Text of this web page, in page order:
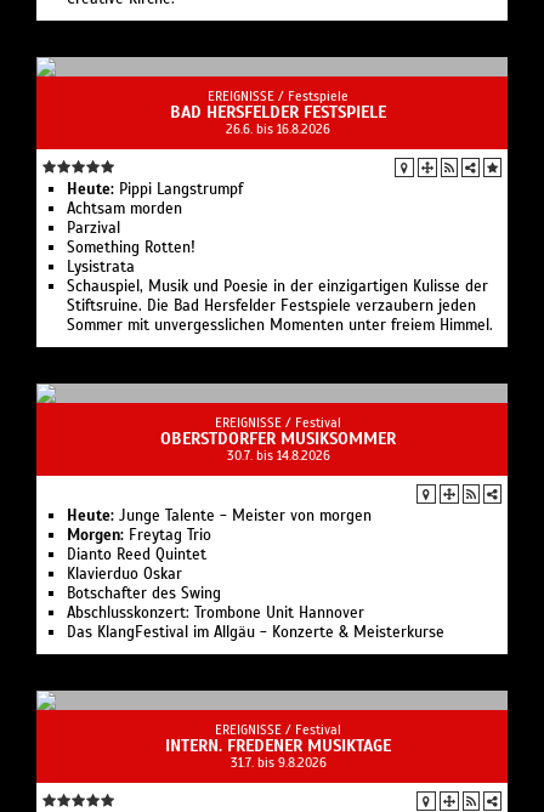
EREIGNISSE / Festspiele
BAD HERSFELDER FESTSPIELE
26.6. bis 16.8.2026
Heute: Pippi Langstrumpf
Achtsam morden
Parzival
Something Rotten!
Lysistrata
Schauspiel, Musik und Poesie in der einzigartigen Kulisse der
Stiftsruine. Die Bad Hersfelder Festspiele verzaubern jeden
Sommer mit unvergesslichen Momenten unter freiem Himmel.
EREIGNISSE / Festival
OBERSTDORFER MUSIKSOMMER
30.7. bis 14.8.2026
Heute: Junge Talente - Meister von morgen
Morgen: Freytag Trio
Dianto Reed Quintet
Klavierduo Oskar
Botschafter des Swing
Abschlusskonzert: Trombone Unit Hannover
Das KlangFestival im Allgäu - Konzerte & Meisterkurse
EREIGNISSE / Festival
INTERN. FREDENER MUSIKTAGE
31.7. bis 9.8.2026